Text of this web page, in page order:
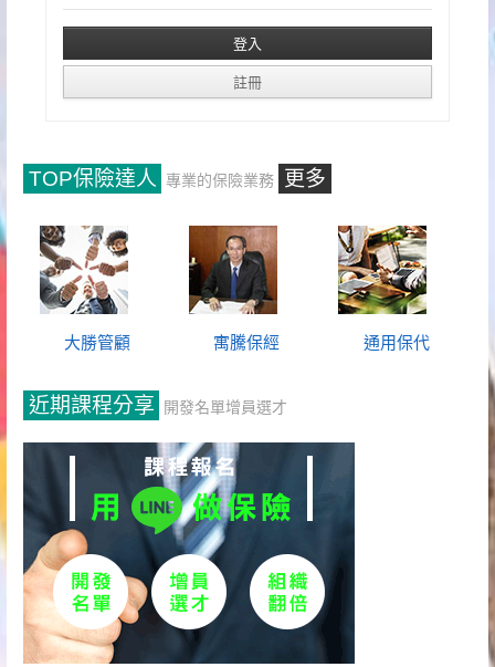
TOP保險達人 專業的保險業務 更多
大勝管顧 寓騰保經 通用保代
近期課程分享 開發名單增員選才